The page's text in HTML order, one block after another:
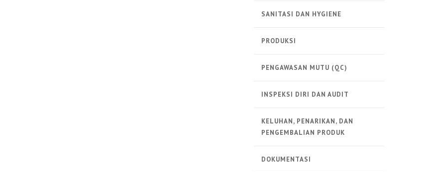
SANITASI DAN HYGIENE
PRODUKSI
PENGAWASAN MUTU (QC)
INSPEKSI DIRI DAN AUDIT
KELUHAN, PENARIKAN, DAN
PENGEMBALIAN PRODUK
DOKUMENTASI